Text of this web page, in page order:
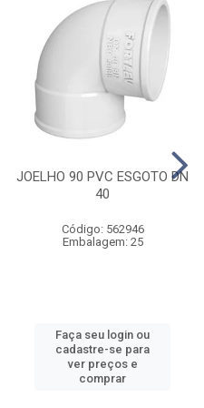
JOELHO 90 PVC ESGOTO DN
40
Código: 562946
Embalagem: 25
Faça seu login ou
cadastre-se para
ver preços e
comprar